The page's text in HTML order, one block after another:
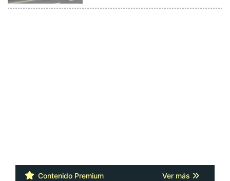
Contenido Premium Ver más